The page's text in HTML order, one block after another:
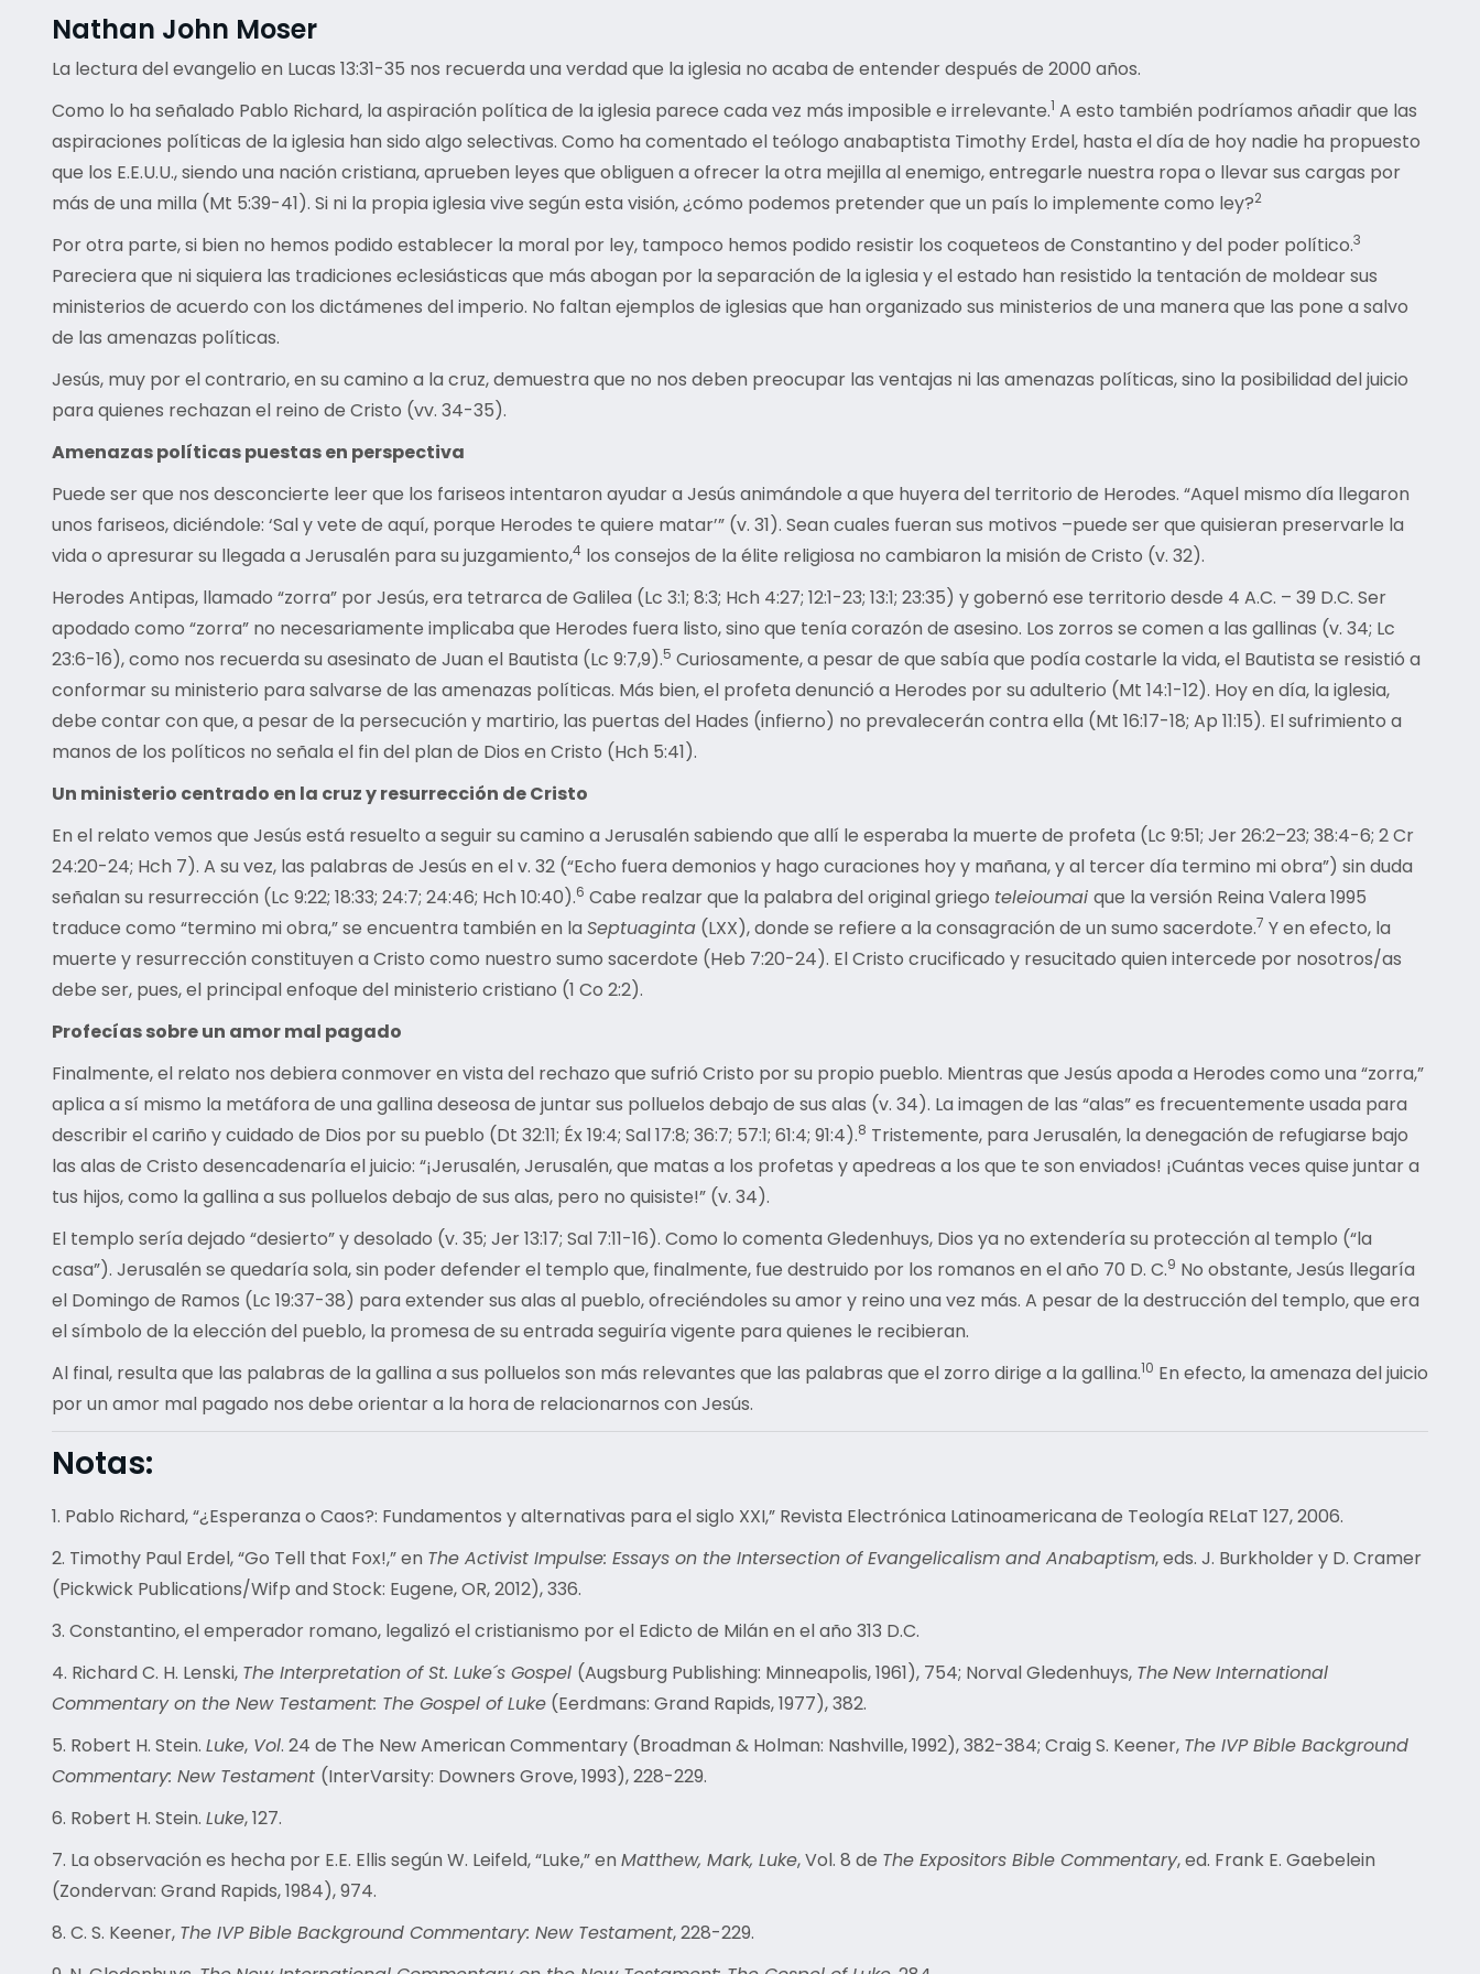
Nathan John Moser
La lectura del evangelio en Lucas 13:31-35 nos recuerda una verdad que la iglesia no acaba de entender después de 2000 años.
Como lo ha señalado Pablo Richard, la aspiración política de la iglesia parece cada vez más imposible e irrelevante.1 A esto también podríamos añadir que las
aspiraciones políticas de la iglesia han sido algo selectivas. Como ha comentado el teólogo anabaptista Timothy Erdel, hasta el día de hoy nadie ha propuesto
que los E.E.U.U., siendo una nación cristiana, aprueben leyes que obliguen a ofrecer la otra mejilla al enemigo, entregarle nuestra ropa o llevar sus cargas por
más de una milla (Mt 5:39-41). Si ni la propia iglesia vive según esta visión, ¿cómo podemos pretender que un país lo implemente como ley?2
Por otra parte, si bien no hemos podido establecer la moral por ley, tampoco hemos podido resistir los coqueteos de Constantino y del poder político.3
Pareciera que ni siquiera las tradiciones eclesiásticas que más abogan por la separación de la iglesia y el estado han resistido la tentación de moldear sus
ministerios de acuerdo con los dictámenes del imperio. No faltan ejemplos de iglesias que han organizado sus ministerios de una manera que las pone a salvo
de las amenazas políticas.
Jesús, muy por el contrario, en su camino a la cruz, demuestra que no nos deben preocupar las ventajas ni las amenazas políticas, sino la posibilidad del juicio
para quienes rechazan el reino de Cristo (vv. 34-35).
Amenazas políticas puestas en perspectiva
Puede ser que nos desconcierte leer que los fariseos intentaron ayudar a Jesús animándole a que huyera del territorio de Herodes. “Aquel mismo día llegaron
unos fariseos, diciéndole: ‘Sal y vete de aquí, porque Herodes te quiere matar’” (v. 31). Sean cuales fueran sus motivos –puede ser que quisieran preservarle la
vida o apresurar su llegada a Jerusalén para su juzgamiento,4 los consejos de la élite religiosa no cambiaron la misión de Cristo (v. 32).
Herodes Antipas, llamado “zorra” por Jesús, era tetrarca de Galilea (Lc 3:1; 8:3; Hch 4:27; 12:1-23; 13:1; 23:35) y gobernó ese territorio desde 4 A.C. – 39 D.C. Ser
apodado como “zorra” no necesariamente implicaba que Herodes fuera listo, sino que tenía corazón de asesino. Los zorros se comen a las gallinas (v. 34; Lc
23:6-16), como nos recuerda su asesinato de Juan el Bautista (Lc 9:7,9).5 Curiosamente, a pesar de que sabía que podía costarle la vida, el Bautista se resistió a
conformar su ministerio para salvarse de las amenazas políticas. Más bien, el profeta denunció a Herodes por su adulterio (Mt 14:1-12). Hoy en día, la iglesia,
debe contar con que, a pesar de la persecución y martirio, las puertas del Hades (infierno) no prevalecerán contra ella (Mt 16:17-18; Ap 11:15). El sufrimiento a
manos de los políticos no señala el fin del plan de Dios en Cristo (Hch 5:41).
Un ministerio centrado en la cruz y resurrección de Cristo
En el relato vemos que Jesús está resuelto a seguir su camino a Jerusalén sabiendo que allí le esperaba la muerte de profeta (Lc 9:51; Jer 26:2–23; 38:4-6; 2 Cr
24:20-24; Hch 7). A su vez, las palabras de Jesús en el v. 32 (“Echo fuera demonios y hago curaciones hoy y mañana, y al tercer día termino mi obra”) sin duda
señalan su resurrección (Lc 9:22; 18:33; 24:7; 24:46; Hch 10:40).6 Cabe realzar que la palabra del original griego teleioumai que la versión Reina Valera 1995
traduce como “termino mi obra,” se encuentra también en la Septuaginta (LXX), donde se refiere a la consagración de un sumo sacerdote.7 Y en efecto, la
muerte y resurrección constituyen a Cristo como nuestro sumo sacerdote (Heb 7:20-24). El Cristo crucificado y resucitado quien intercede por nosotros/as
debe ser, pues, el principal enfoque del ministerio cristiano (1 Co 2:2).
Profecías sobre un amor mal pagado
Finalmente, el relato nos debiera conmover en vista del rechazo que sufrió Cristo por su propio pueblo. Mientras que Jesús apoda a Herodes como una “zorra,”
aplica a sí mismo la metáfora de una gallina deseosa de juntar sus polluelos debajo de sus alas (v. 34). La imagen de las “alas” es frecuentemente usada para
describir el cariño y cuidado de Dios por su pueblo (Dt 32:11; Éx 19:4; Sal 17:8; 36:7; 57:1; 61:4; 91:4).8 Tristemente, para Jerusalén, la denegación de refugiarse bajo
las alas de Cristo desencadenaría el juicio: “¡Jerusalén, Jerusalén, que matas a los profetas y apedreas a los que te son enviados! ¡Cuántas veces quise juntar a
tus hijos, como la gallina a sus polluelos debajo de sus alas, pero no quisiste!” (v. 34).
El templo sería dejado “desierto” y desolado (v. 35; Jer 13:17; Sal 7:11-16). Como lo comenta Gledenhuys, Dios ya no extendería su protección al templo (“la
casa”). Jerusalén se quedaría sola, sin poder defender el templo que, finalmente, fue destruido por los romanos en el año 70 D. C.9 No obstante, Jesús llegaría
el Domingo de Ramos (Lc 19:37-38) para extender sus alas al pueblo, ofreciéndoles su amor y reino una vez más. A pesar de la destrucción del templo, que era
el símbolo de la elección del pueblo, la promesa de su entrada seguiría vigente para quienes le recibieran.
Al final, resulta que las palabras de la gallina a sus polluelos son más relevantes que las palabras que el zorro dirige a la gallina.10 En efecto, la amenaza del juicio
por un amor mal pagado nos debe orientar a la hora de relacionarnos con Jesús.
Notas:
1. Pablo Richard, “¿Esperanza o Caos?: Fundamentos y alternativas para el siglo XXI,” Revista Electrónica Latinoamericana de Teología RELaT 127, 2006.
2. Timothy Paul Erdel, “Go Tell that Fox!,” en The Activist Impulse: Essays on the Intersection of Evangelicalism and Anabaptism, eds. J. Burkholder y D. Cramer
(Pickwick Publications/Wifp and Stock: Eugene, OR, 2012), 336.
3. Constantino, el emperador romano, legalizó el cristianismo por el Edicto de Milán en el año 313 D.C.
4. Richard C. H. Lenski, The Interpretation of St. Luke´s Gospel (Augsburg Publishing: Minneapolis, 1961), 754; Norval Gledenhuys, TheNew International
Commentary on the New Testament: The Gospel of Luke (Eerdmans: Grand Rapids, 1977), 382.
5. Robert H. Stein. Luke, Vol. 24 de The New American Commentary (Broadman & Holman: Nashville, 1992), 382-384; Craig S. Keener, The IVP Bible Background
Commentary: New Testament (InterVarsity: Downers Grove, 1993), 228-229.
6. Robert H. Stein. Luke, 127.
7. La observación es hecha por E.E. Ellis según W. Leifeld, “Luke,” en Matthew, Mark, Luke, Vol. 8 de The Expositors Bible Commentary, ed. Frank E. Gaebelein
(Zondervan: Grand Rapids, 1984), 974.
8. C. S. Keener, The IVP Bible Background Commentary: New Testament, 228-229.